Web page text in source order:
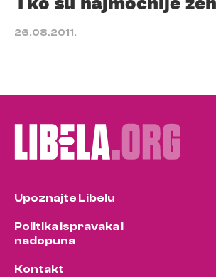
26.08.2011.
Upoznajte Libelu
Politika ispravaka i
nadopuna
Kontakt